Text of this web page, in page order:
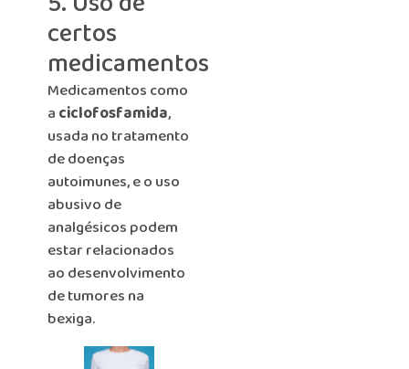
certos
medicamentos
Medicamentos como
aciclofosfamida,
usada no tratamento
de doenças
autoimunes, e o uso
abusivo de
analgésicos podem
estar relacionados
ao desenvolvimento
de tumores na
bexiga.